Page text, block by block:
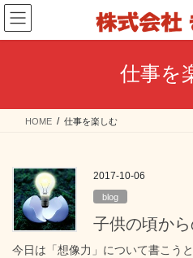
コ
ン
テ
ス
ナ
ビ
ゲ
ン
仕事を
HOME 仕事を楽しむ
2017-10-06
blog
子供の頃か
今日は「想像力」について書こう